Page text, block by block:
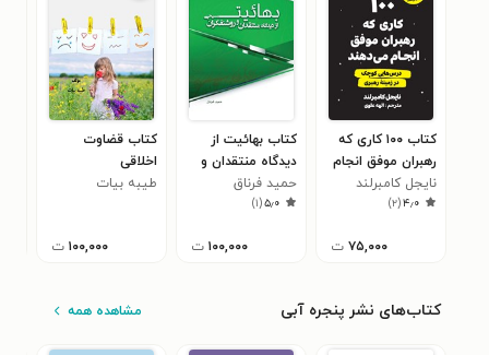
کتاب ۱۰۰ کاری که
رهبران موفق انجام
می دهند
نایجل کامبرلند
۴٫۰(۲)
۷۵,۰۰۰ ت
کتاب بهائیت از
دیدگاه منتقدان و
روشنفکران مسیحی
(جلد سوم)
حمید فرناق
۵٫۰(۱)
۱۰۰,۰۰۰ ت
کتاب قضاوت
اخلاقی
طیبه بیات
۱۰۰,۰۰۰ ت
کتاب‌های نشر پنجره آبی مشاهده همه